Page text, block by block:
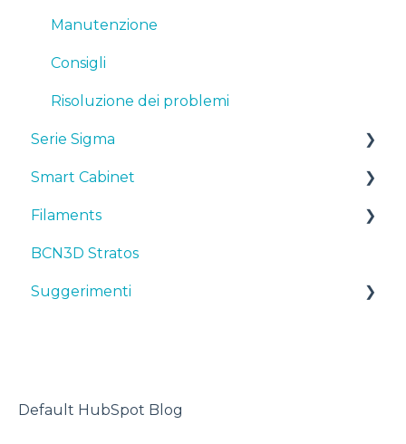
Manutenzione
Consigli
Risoluzione dei problemi
Serie Sigma
Manuali & downloads
Primi passi
Manutenzione
Consigli
Smart Cabinet
Manuals & Downloads
First steps
Maintenance
Filaments
Suggerimenti
TPU
BCN3D Stratos
Suggerimenti
Default HubSpot Blog